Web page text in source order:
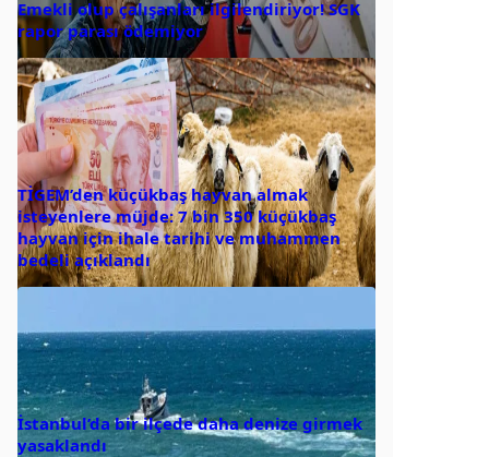
Emekli olup çalışanları ilgilendiriyor! SGK
rapor parası ödemiyor
TİGEM’den küçükbaş hayvan almak
isteyenlere müjde: 7 bin 350 küçükbaş
hayvan için ihale tarihi ve muhammen
bedeli açıklandı
İstanbul’da bir ilçede daha denize girmek
yasaklandı